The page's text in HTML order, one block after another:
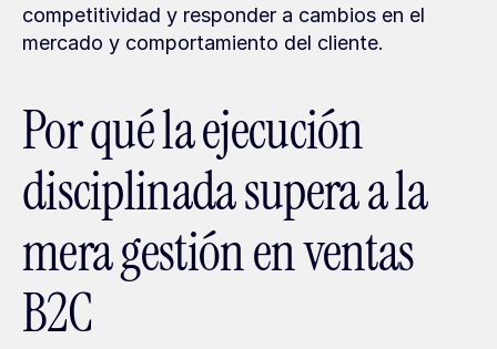
competitividad y responder a cambios en el
mercado y comportamiento del cliente.
Por qué la ejecución
disciplinada supera a la
mera gestión en ventas
B2C